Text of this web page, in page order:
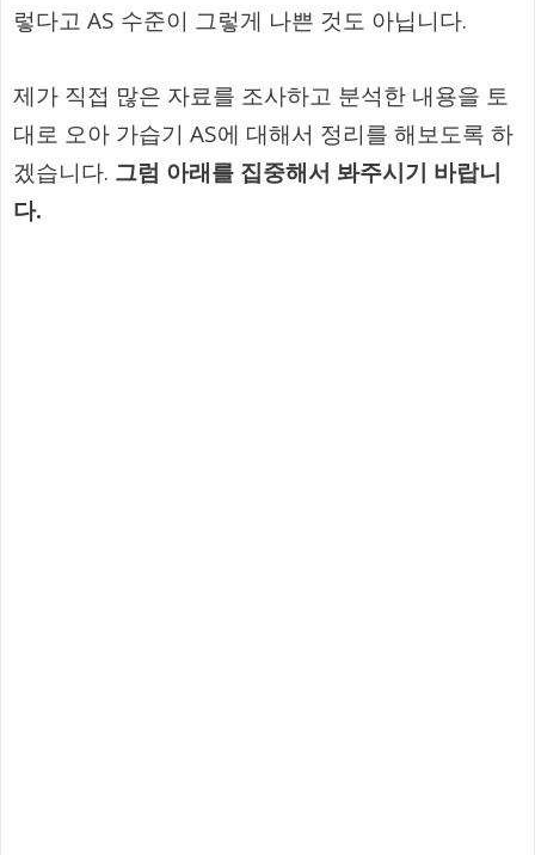
렇다고 AS 수준이 그렇게 나쁜 것도 아닙니다.
제가 직접 많은 자료를 조사하고 분석한 내용을 토
대로 오아 가습기 AS에 대해서 정리를 해보도록 하
겠습니다. 그럼 아래를 집중해서 봐주시기 바랍니
다.